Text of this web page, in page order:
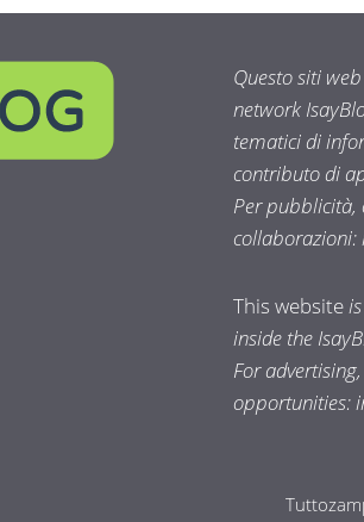
Questo siti web
network
tematici di
contributo di
Per pubblicità,
collaborazioni:
This websiteis
inside the
For
opportunities: